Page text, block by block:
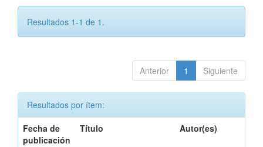
Resultados 1-1 de 1.
Anterior 1 Siguiente
Resultados por ítem:
Fecha de
publicación
Título Autor(es)